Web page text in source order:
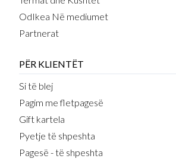
OdIkea Në mediumet
Partnerat
PËR KLIENTËT
Si të blej
Pagim me fletpagesë
Gift kartela
Pyetje të shpeshta
Pagesë - të shpeshta